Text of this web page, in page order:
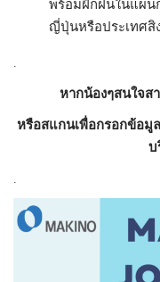
พร้อมฝึกฝนในแผน
ญี่ปุ่นหรือประเทศสิ
.
หากน้องๆสนใจส
หรือสแกนเพื่อกรอกข้อมู
บ
.